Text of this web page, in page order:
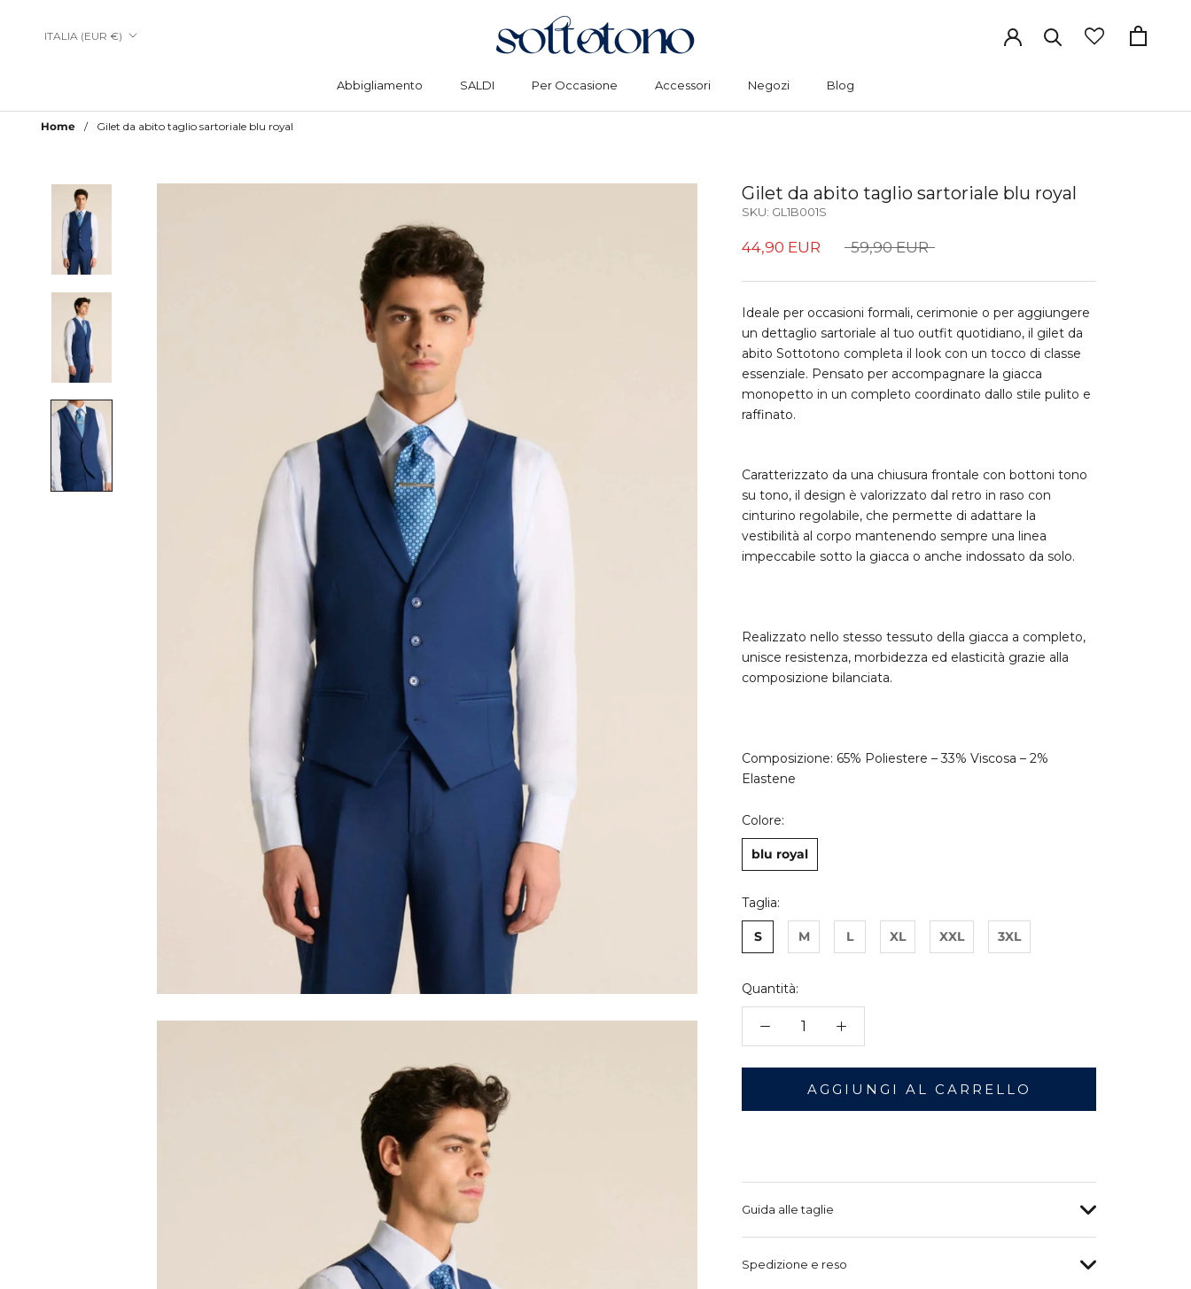
Abbigliamento
SALDI
Per Occasione
Accessori
Negozi
Blog
Paese/Area
ITALIA (EUR €)
Home Gilet da abito taglio sartoriale blu royal
Gilet da abito taglio sartoriale blu royal
SKU: GL1B001S
44,90 EUR 59,90 EUR
Ideale per occasioni formali, cerimonie o per aggiungere
un dettaglio sartoriale al tuo outfit quotidiano, il gilet da
abito Sottotono completa il look con un tocco di classe
essenziale. Pensato per accompagnare la giacca
monopetto in un completo coordinato dallo stile pulito e
raffinato.
Caratterizzato da una chiusura frontale con bottoni tono
su tono, il design è valorizzato dal retro in raso con
cinturino regolabile, che permette di adattare la
vestibilità al corpo mantenendo sempre una linea
impeccabile sotto la giacca o anche indossato da solo.
Realizzato nello stesso tessuto della giacca a completo,
unisce resistenza, morbidezza ed elasticità grazie alla
composizione bilanciata.
Composizione: 65% Poliestere – 33% Viscosa – 2%
Elastene
Colore:
blu royal
Taglia:
S M L XL XXL 3XL
Quantità:
AGGIUNGI AL CARRELLO
Guida alle taglie
Spedizione e reso